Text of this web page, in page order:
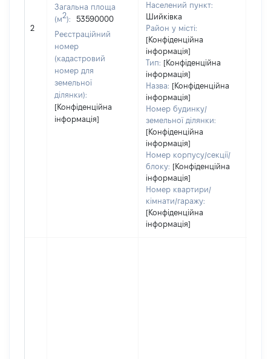
2
Загальна площа
(м2):
53590000
Реєстраційний
номер
(кадастровий
номер для
земельної
ділянки):
[Конфіденційна
інформація]
Населений пункт:
Шийківка
Район у місті:
[Конфіденційна
інформація]
Тип: [Конфіденційна
інформація]
Назва: [Конфіденційна
інформація]
Номер будинку/
земельної ділянки:
[Конфіденційна
інформація]
Номер корпусу/секції/
блоку: [Конфіденційна
інформація]
Номер квартири/
кімнати/гаражу:
[Конфіденційна
інформація]